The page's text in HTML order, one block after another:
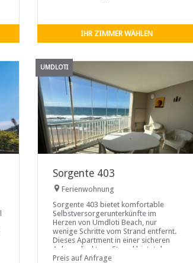
IHR ZIMMER WÄHLEN
UMDLOTI
Sorgente 403
Ferienwohnung
Sorgente 403 bietet komfortable
Selbstversorgerunterkünfte im
Herzen von Umdloti Beach, nur
wenige Schritte vom Strand entfernt.
Dieses Apartment in einer sicheren
Anlage direkt am Strand bietet den
idealen Rahmen für Familien oder
Preis auf Anfrage